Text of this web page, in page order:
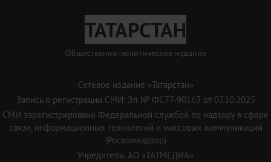
ТАТАРСТАН
Общественно-политическое издание
Сетевое издание «Татарстан»
Запись о регистрации СМИ: Эл № ФС77-90163 от 07.10.2025
СМИ зарегистрировано Федеральной службой по надзору в сфере
связи, информационных технологий и массовых коммуникаций
(Роскомнадзор)
Учредитель: АО «ТАТМЕДИА»